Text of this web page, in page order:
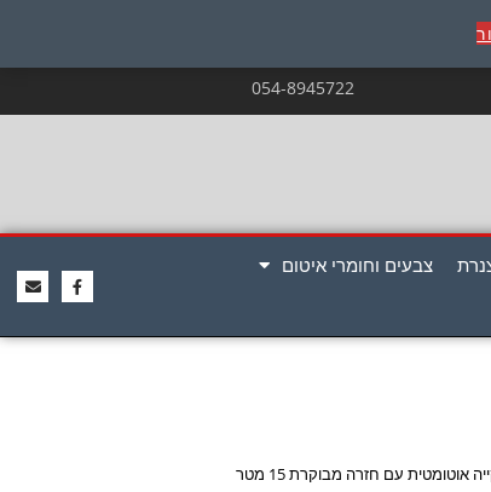
054-8945722
צבעים וחומרי איטום
אוטומטית עם חזרה מבוקרת 15 מטר